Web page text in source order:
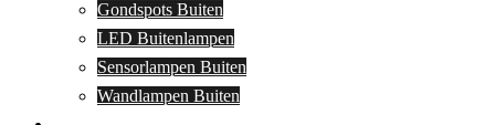
Gondspots Buiten
LED Buitenlampen
Sensorlampen Buiten
Wandlampen Buiten